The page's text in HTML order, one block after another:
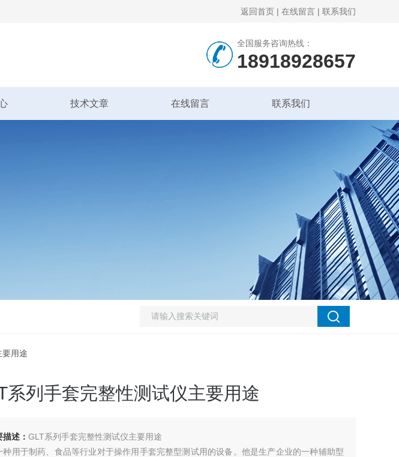
返回首页 | 在线留言 | 联系我们
全国服务咨询热线：
18918928657
技术文章 在线留言 联系我们
用途
系列手套完整性测试仪主要用途
描述： GLT系列手套完整性测试仪主要用途
种用于制药、食品等行业对于操作用手套完整型测试用的设备。他是生产企业的一种辅助型